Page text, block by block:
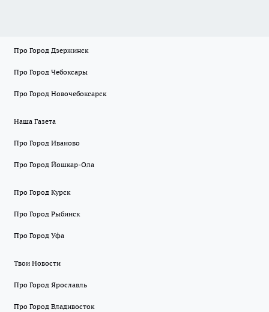
Про Город Дзержинск
Про Город Чебоксары
Про Город Новочебоксарск
Наша Газета
Про Город Иваново
Про Город Йошкар-Ола
Про Город Курск
Про Город Рыбинск
Про Город Уфа
Твои Новости
Про Город Ярославль
Про Город Владивосток